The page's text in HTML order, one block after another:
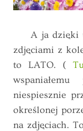
A ja dzięki
zdjęciami z
to LATO. (
niespiesznie
określonej
na zdjęciach.